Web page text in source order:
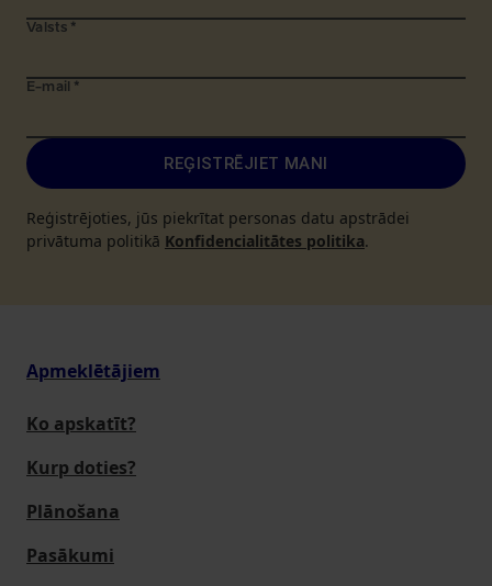
Valsts *
E-mail *
REĢISTRĒJIET MANI
Reģistrējoties, jūs piekrītat personas datu apstrādei
privātuma politikā Konfidencialitātes politika.
Apmeklētājiem
Ko apskatīt?
Kurp doties?
Plānošana
Pasākumi